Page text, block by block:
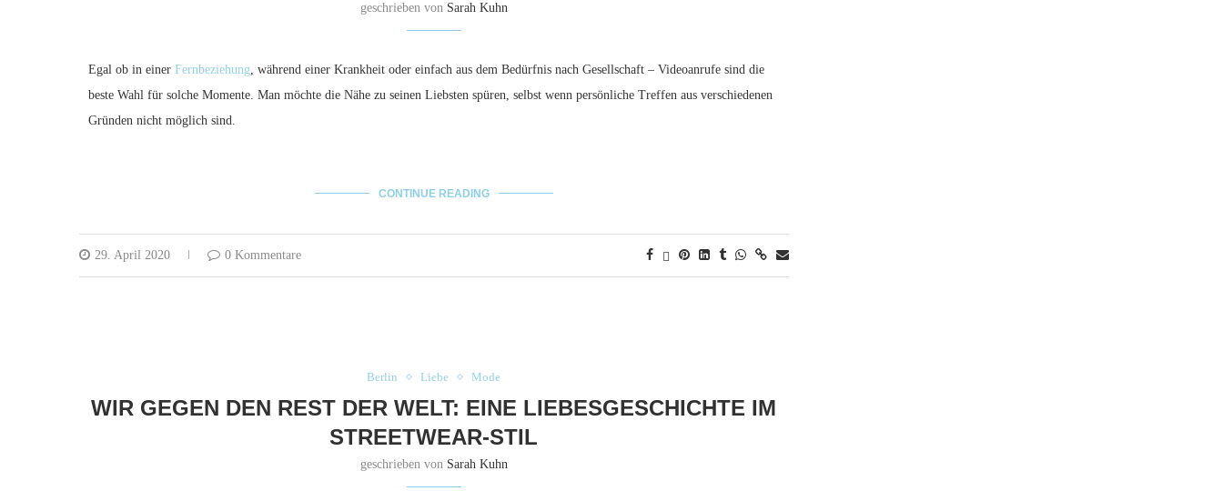
geschrieben von Sarah Kuhn
Egal ob in einer Fernbeziehung, während einer Krankheit oder einfach aus dem Bedürfnis nach Gesellschaft – Videoanrufe sind die
beste Wahl für solche Momente. Man möchte die Nähe zu seinen Liebsten spüren, selbst wenn persönliche Treffen aus verschiedenen
Gründen nicht möglich sind.
CONTINUE READING
29. April 2020 0 Kommentare
Berlin Liebe Mode
WIR GEGEN DEN REST DER WELT: EINE LIEBESGESCHICHTE IM
STREETWEAR-STIL
geschrieben von Sarah Kuhn